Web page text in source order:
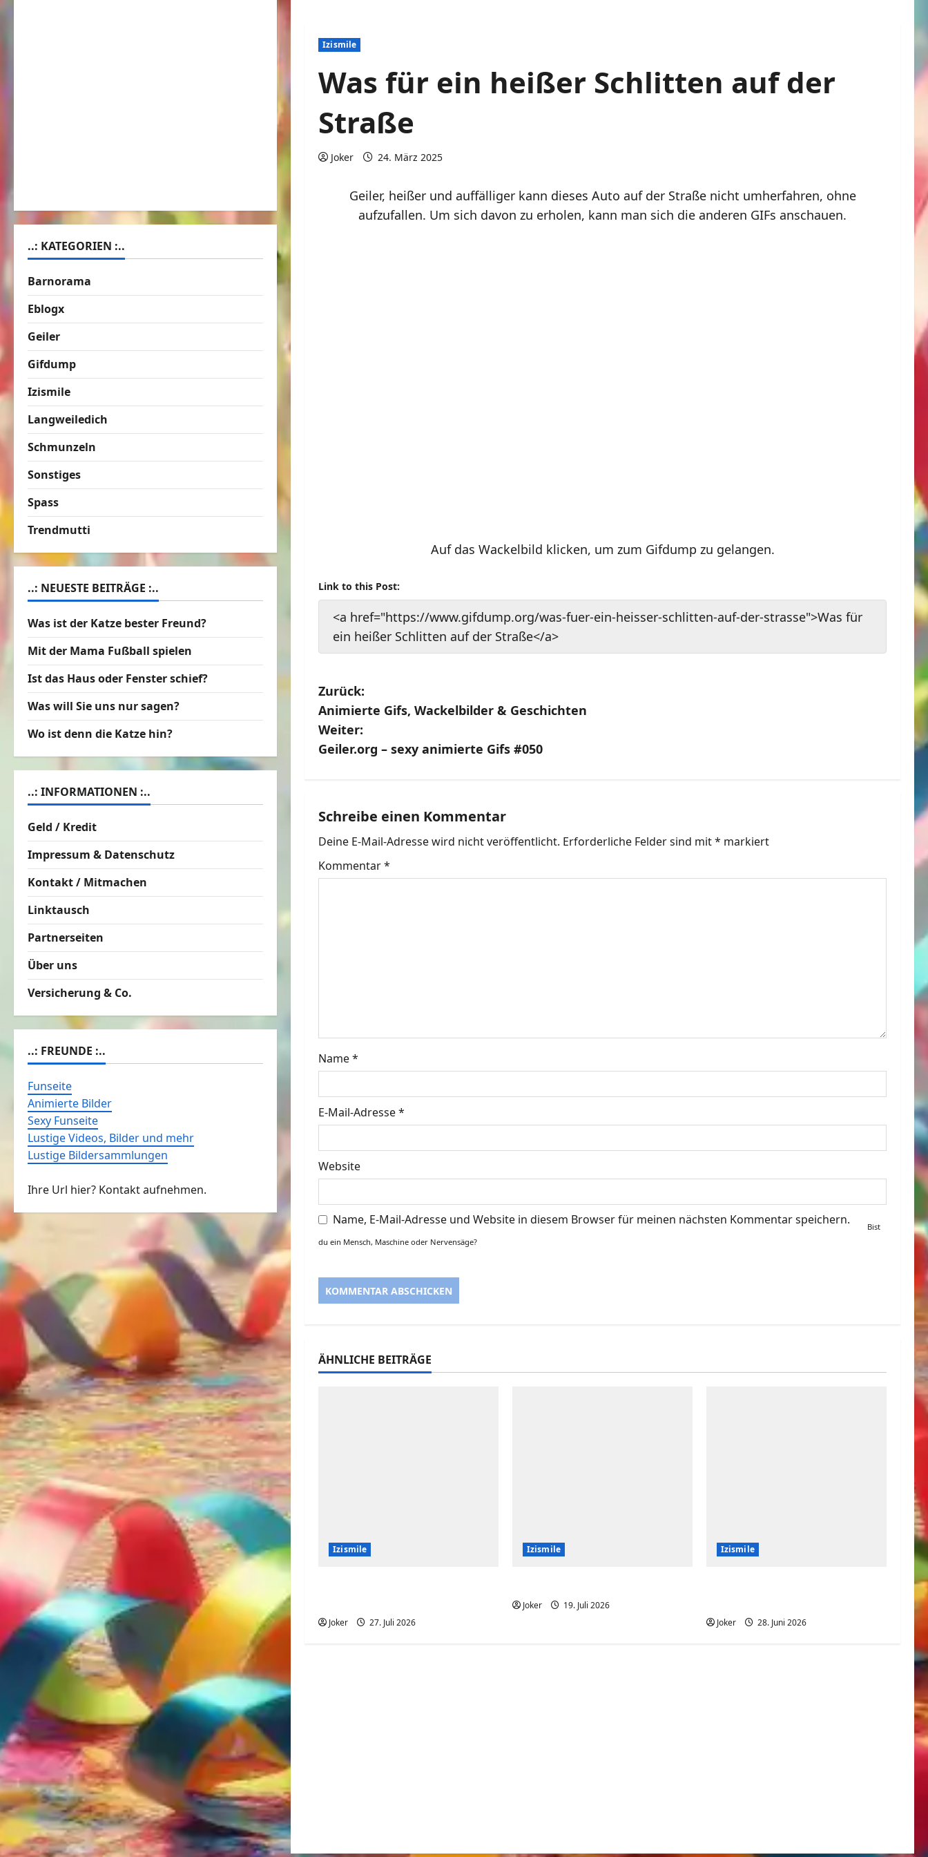
Izismile
Was für ein heißer Schlitten auf der
Straße
Joker 24. März 2025
Geiler, heißer und auffälliger kann dieses Auto auf der Straße nicht umherfahren, ohne
aufzufallen. Um sich davon zu erholen, kann man sich die anderen GIFs anschauen.
Auf das Wackelbild klicken, um zum Gifdump zu gelangen.
Link to this Post:
<a href="https://www.gifdump.org/was-fuer-ein-heisser-schlitten-auf-der-strasse">Was für
ein heißer Schlitten auf der Straße</a>
B
e
i
r
a
g
g
a
t
i
o
n
Zurück:
Animierte Gifs, Wackelbilder & Geschichten
Weiter:
Geiler.org – sexy animierte Gifs #050
Schreibe einen Kommentar
Deine E-Mail-Adresse wird nicht veröffentlicht. Erforderliche Felder sind mit* markiert
Kommentar*
Name*
E-Mail-Adresse*
Website
Name, E-Mail-Adresse und Website in diesem Browser für meinen nächsten Kommentar speichern.
Bist
du ein Mensch, Maschine oder Nervensäge?
ÄHNLICHE BEITRÄGE
Izismile
Joker 27. Juli 2026
Izismile
Joker 19. Juli 2026
Izismile
Joker 28. Juni 2026
..: KATEGORIEN :..
Barnorama
Eblogx
Geiler
Gifdump
Izismile
Langweiledich
Schmunzeln
Sonstiges
Spass
Trendmutti
..: NEUESTE BEITRÄGE :..
Was ist der Katze bester Freund?
Mit der Mama Fußball spielen
Ist das Haus oder Fenster schief?
Was will Sie uns nur sagen?
Wo ist denn die Katze hin?
..: INFORMATIONEN :..
Geld / Kredit
Impressum & Datenschutz
Kontakt / Mitmachen
Linktausch
Partnerseiten
Über uns
Versicherung & Co.
..: FREUNDE :..
Funseite
Animierte Bilder
Sexy Funseite
Lustige Videos, Bilder und mehr
Lustige Bildersammlungen
Ihre Url hier? Kontakt aufnehmen.